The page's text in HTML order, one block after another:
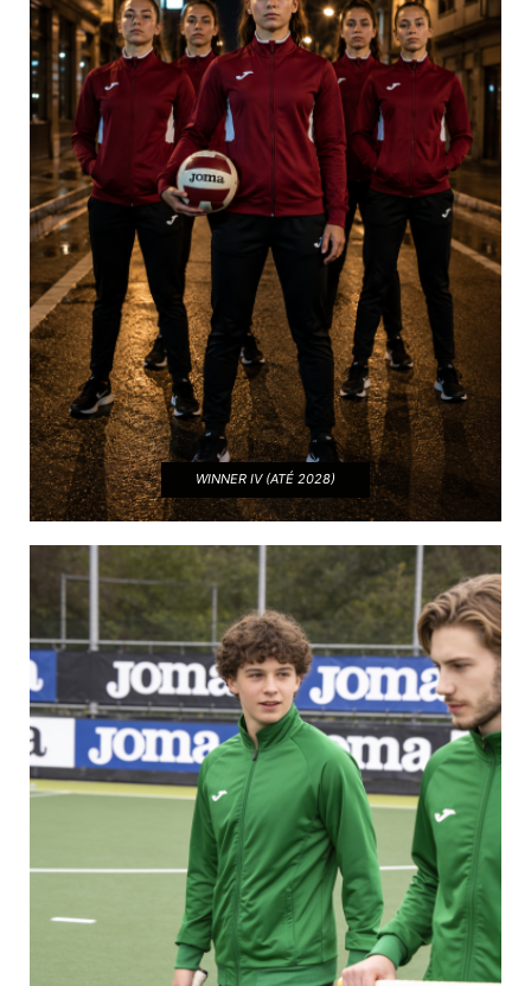
WINNER IV (ATÉ 2028)